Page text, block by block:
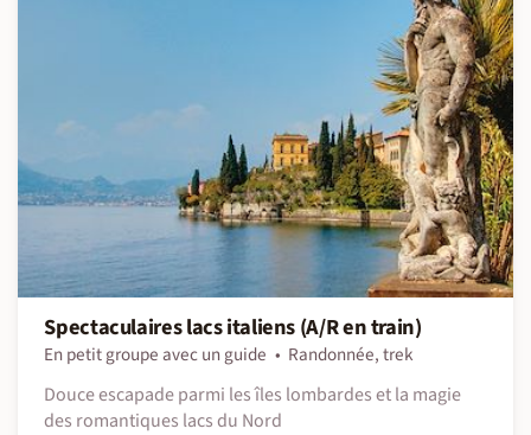
Spectaculaires lacs italiens (A/R en train)
En petit groupe avec un guide
Randonnée, trek
Douce escapade parmi les îles lombardes et la magie
des romantiques lacs du Nord